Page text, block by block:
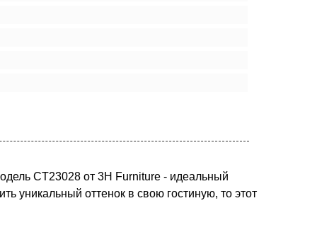
CT23028 от 3H Furniture - идеальный
уникальный оттенок в свою гостиную, то этот